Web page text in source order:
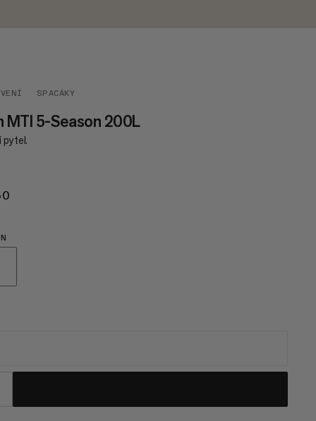
SPACÁKY
MTI 5-Season 200L
pytel.